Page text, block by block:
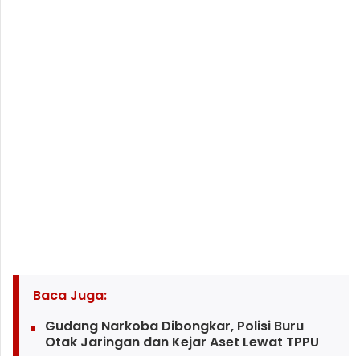
Baca Juga:
Gudang Narkoba Dibongkar, Polisi Buru
Otak Jaringan dan Kejar Aset Lewat TPPU